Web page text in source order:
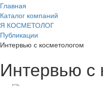
Главная
Каталог компаний
Я КОСМЕТОЛОГ
Публикации
Интервью с косметологом
Интервью с